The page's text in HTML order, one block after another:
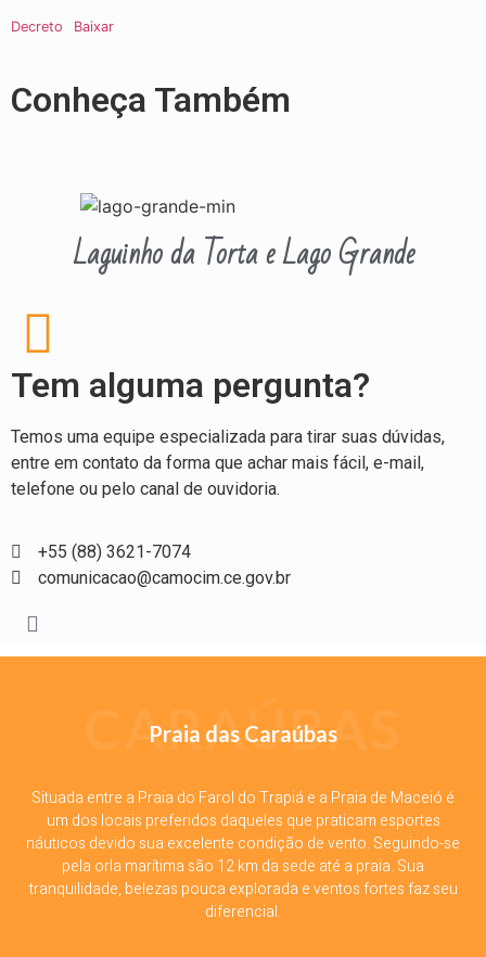
Decreto Baixar
Conheça Também
Laguinho da Torta e Lago Grande
Tem alguma pergunta?
Temos uma equipe especializada para tirar suas dúvidas,
entre em contato da forma que achar mais fácil, e-mail,
telefone ou pelo canal de ouvidoria.
+55 (88) 3621-7074
comunicacao@camocim.ce.gov.br
CARAÚBAS
Praia das Caraúbas
Situada entre a Praia do Farol do Trapiá e a Praia de Maceió é
um dos locais preferidos daqueles que praticam esportes
náuticos devido sua excelente condição de vento. Seguindo-se
pela orla marítima são 12 km da sede até a praia. Sua
tranquilidade, belezas pouca explorada e ventos fortes faz seu
diferencial.